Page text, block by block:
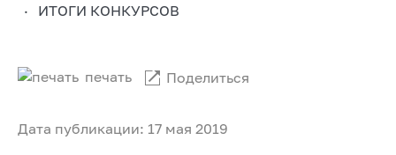
ИТОГИ КОНКУРСОВ
Дата публикации: 17 мая 2019
печать Поделиться